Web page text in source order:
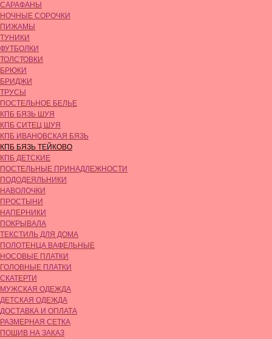
САРАФАНЫ
НОЧНЫЕ СОРОЧКИ
ПИЖАМЫ
ТУНИКИ
ФУТБОЛКИ
ТОЛСТОВКИ
БРЮКИ
БРИДЖИ
ТРУСЫ
ПОСТЕЛЬНОЕ БЕЛЬЕ
КПБ БЯЗЬ ШУЯ
КПБ СИТЕЦ ШУЯ
КПБ ИВАНОВСКАЯ БЯЗЬ
КПБ БЯЗЬ ТЕЙКОВО
КПБ ДЕТСКИЕ
ПОСТЕЛЬНЫЕ ПРИНАДЛЕЖНОСТИ
ПОДОДЕЯЛЬНИКИ
НАВОЛОЧКИ
ПРОСТЫНИ
НАПЕРНИКИ
ПОКРЫВАЛА
ТЕКСТИЛЬ ДЛЯ ДОМА
ПОЛОТЕНЦА ВАФЕЛЬНЫЕ
НОСОВЫЕ ПЛАТКИ
ГОЛОВНЫЕ ПЛАТКИ
СКАТЕРТИ
МУЖСКАЯ ОДЕЖДА
ДЕТСКАЯ ОДЕЖДА
ДОСТАВКА И ОПЛАТА
РАЗМЕРНАЯ СЕТКА
ПОШИВ НА ЗАКАЗ